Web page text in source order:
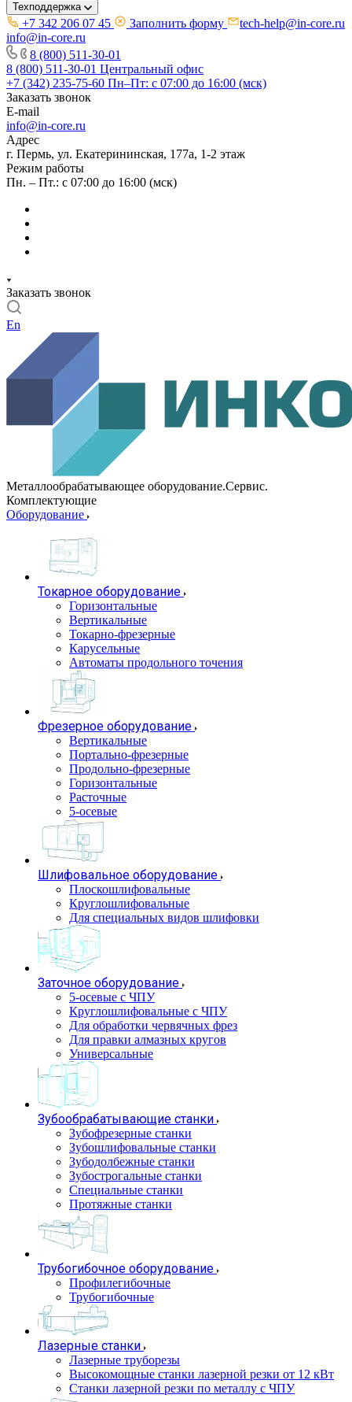
Техподдержка
+7 342 206 07 45 Заполнить форму
tech-help@in-core.ru
info@in-core.ru
8 (800) 511-30-01
8 (800) 511-30-01 Центральный офис
+7 (342) 235-75-60 Пн–Пт: с 07:00 до 16:00 (мск)
Заказать звонок
E-mail
info@in-core.ru
Адрес
г. Пермь, ул. ​Екатерининская, 177а, ​1-2 этаж
Режим работы
Пн. – Пт.: с 07:00 до 16:00 (мск)
Заказать звонок
En
Металлообрабатывающее оборудование.Сервис.
Комплектующие
Оборудование
Токарное оборудование
Горизонтальные
Вертикальные
Токарно-фрезерные
Карусельные
Автоматы продольного точения
Фрезерное оборудование
Вертикальные
Портально-фрезерные
Продольно-фрезерные
Горизонтальные
Расточные
5-осевые
Шлифовальное оборудование
Плоскошлифовальные
Круглошлифовальные
Для специальных видов шлифовки
Заточное оборудование
5-осевые с ЧПУ
Круглошлифовальные с ЧПУ
Для обработки червячных фрез
Для правки алмазных кругов
Универсальные
Зубообрабатывающие станки
Зубофрезерные станки
Зубошлифовальные станки
Зубодолбежные станки
Зубострогальные станки
Специальные станки
Протяжные станки
Трубогибочное оборудование
Профилегибочные
Трубогибочные
Лазерные станки
Лазерные труборезы
Высокомощные станки лазерной резки от 12 кВт
Станки лазерной резки по металлу с ЧПУ